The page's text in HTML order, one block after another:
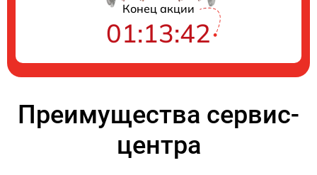
Конец акции
01:13:42
Преимущества сервис-
центра